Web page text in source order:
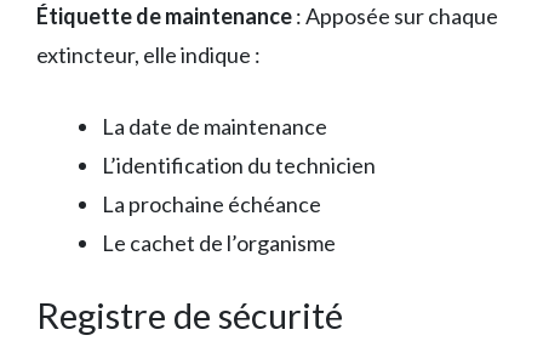
Étiquette de maintenance: Apposée sur chaque
extincteur, elle indique :
La date de maintenance
L’identification du technicien
La prochaine échéance
Le cachet de l’organisme
Registre de sécurité